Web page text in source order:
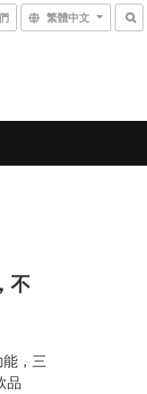
繁體中文
不
，三
品